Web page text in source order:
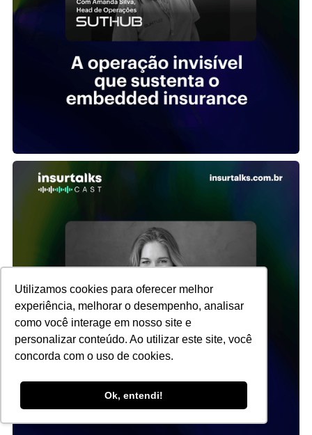
Utilizamos cookies para oferecer melhor
experiência, melhorar o desempenho, analisar
como você interage em nosso site e
personalizar conteúdo. Ao utilizar este site, você
concorda com o uso de cookies.
Ok, entendi!